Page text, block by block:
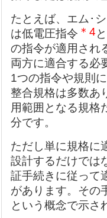
たとえば、エム･
は低電圧指令 ＊4
の指令が適用され
両方に適合する必
1つの指令や規則
整合規格は多数あ
用範囲となる規格
分です。
ただし単に規格に
設計するだけでは
証手続きに従って
があります。その
という概念で示さ